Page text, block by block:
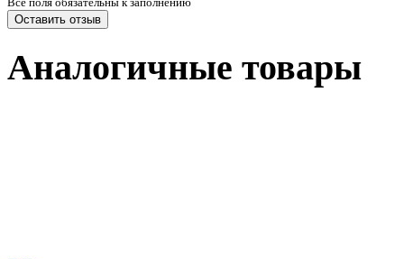
Аналогичные товары